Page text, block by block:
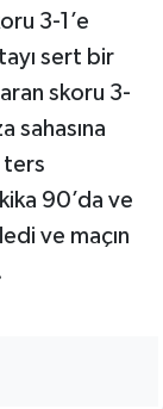
3-1’e
sert bir
skoru 3-
sahasına
ters
90’da ve
ve maçın